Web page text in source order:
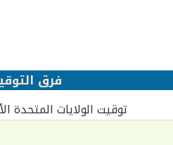
فرق
توقيت الولايات المتحدة